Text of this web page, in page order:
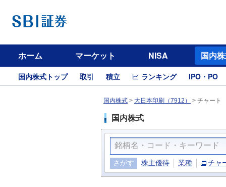
ホーム マーケット NISA 国内
国内株式トップ 取引 積立 ランキング IPO・PO
国内株式 > 大日本印刷（7912） > チャート
国内株式
さがす 株主優待 業種 チャ